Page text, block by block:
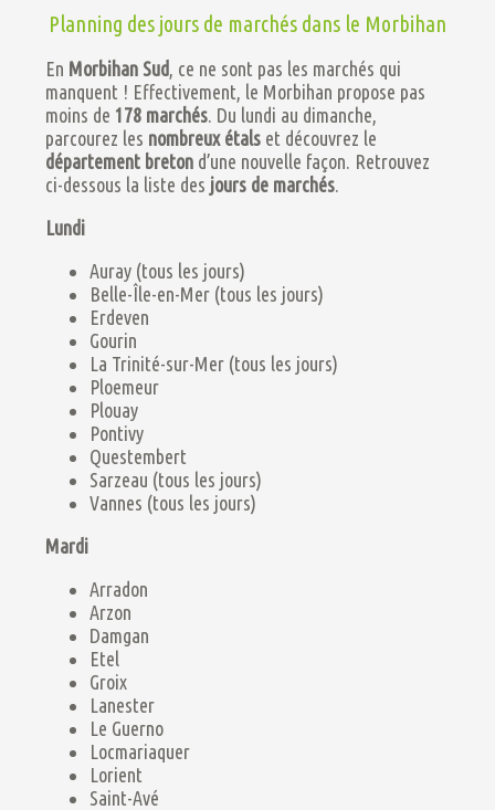
Planning des jours de marchés dans le Morbihan
En Morbihan Sud , ce ne sont pas les marchés qui
manquent ! Effectivement, le Morbihan propose pas
moins de 178 marchés . Du lundi au dimanche,
parcourez les nombreux étals et découvrez le
département breton d’une nouvelle façon. Retrouvez
ci-dessous la liste des jours de marchés
Lundi
Auray (tous les jours)
Belle-Île-en-Mer (tous les jours)
Erdeven
Gourin
La Trinité-sur-Mer (tous les jours)
Ploemeur
Plouay
Pontivy
Questembert
Sarzeau (tous les jours)
Vannes (tous les jours)
Mardi
Arradon
Arzon
Damgan
Etel
Groix
Lanester
Le Guerno
Locmariaquer
Lorient
Saint-Avé